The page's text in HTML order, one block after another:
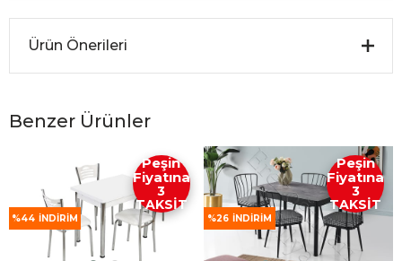
Ürün Önerileri
Benzer Ürünler
%44 İNDIRIM
Peşin
Fiyatına
3
TAKSİT
%26 İNDIRIM
Peşin
Fiyatına
3
TAKSİT